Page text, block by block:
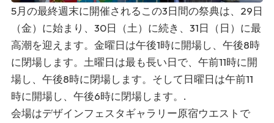
5月の最終週末に開催されるこの3日間の祭典は、29日
（金）に始まり、30日（土）に続き、31日（日）に最
高潮を迎えます。金曜日は午後1時に開場し、午後8時
に閉場します。土曜日は最も長い日で、午前11時に開
場し、午後8時に閉場します。そして日曜日は午前11
時に開場し、午後6時に閉場します。.
会場はデザインフェスタギャラリー原宿ウエストで